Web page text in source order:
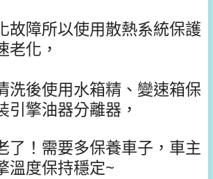
故障所以使用散熱系統保護
老化，
洗後使用水箱精、變速箱保
引擎油器分離器，
了！需要多保養車子，車主
溫度保持穩定~